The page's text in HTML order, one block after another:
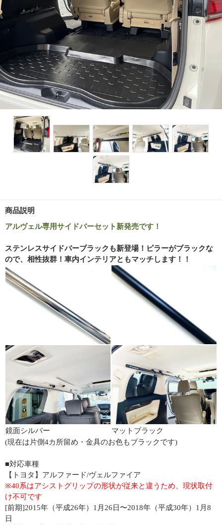
商品説明
アルヴェル専用サイドバーセット新発売です！
ステンレスサイドバーブラックも新登場！ピラーがブラックな
ので、相性抜群！車内インテリアともマッチします！！
鏡面シルバー
マットブラック
(現在は片側4カ所留め・金具のお色もブラックです)
■対応車種
【トヨタ】アルファード/ヴェルファイア
※40系はアシストグリップの形状が従来と違うため、現状取付
け不可です
[前期]2015年（平成26年）1月26日〜2018年（平成30年）1月8
日